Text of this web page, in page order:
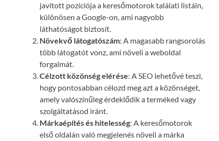
javított pozíciója a keresőmotorok találati listáin,
különösen a Google-on, ami nagyobb
láthatóságot biztosít.
Növekvő látogatószám: A magasabb rangsorolás
több látogatót vonz, ami növeli a weboldal
forgalmát.
Célzott közönség elérése: A SEO lehetővé teszi,
hogy pontosabban célozd meg azt a közönséget,
amely valószínűleg érdeklődik a terméked vagy
szolgáltatásod iránt.
Márkaépítés és hitelesség: A keresőmotorok
első oldalán való megjelenés növeli a márka